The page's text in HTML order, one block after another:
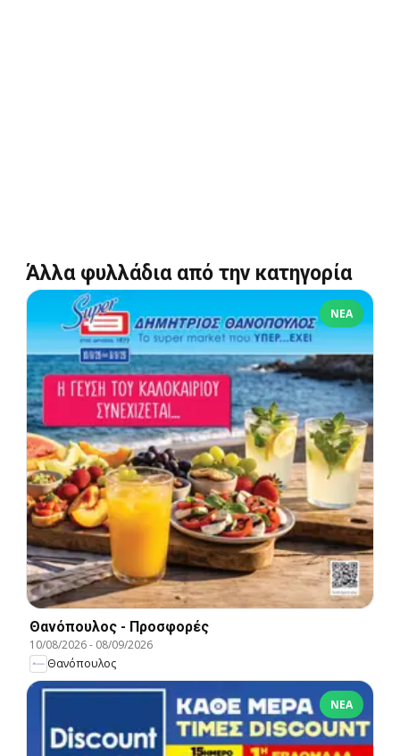
Άλλα φυλλάδια από την κατηγορία
ΝΈΑ
Θανόπουλος - Προσφορές
10/08/2026- 08/09/2026
Θανόπουλος
ΝΈΑ